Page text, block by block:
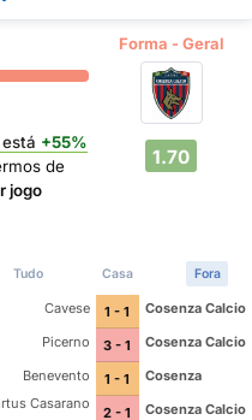
Forma - Geral
está +55%
de
jogo
1.70
Tudo Casa Fora
Cavese 1 - 1
Cosenza Calcio
Picerno
3 - 1
Cosenza Calcio
Benevento
1 - 1
Cosenza
Casarano
2 - 1
Cosenza Calcio